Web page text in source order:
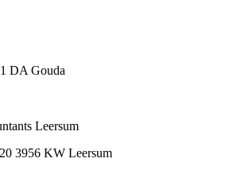
DA Gouda
3956 KW Leersum